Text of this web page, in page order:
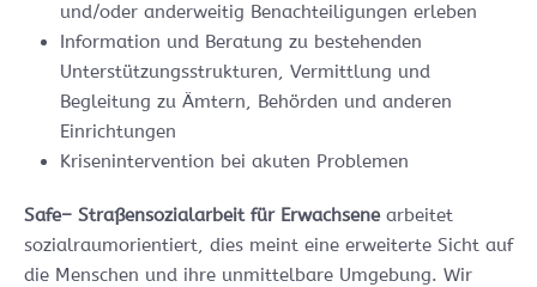
und/oder anderweitig Benachteiligungen erleben
Information und Beratung zu bestehenden
Unterstützungsstrukturen, Vermittlung und
Begleitung zu Ämtern, Behörden und anderen
Einrichtungen
Krisenintervention bei akuten Problemen
Safe– Straßensozialarbeit für Erwachsenearbeitet
sozialraumorientiert, dies meint eine erweiterte Sicht auf
die Menschen und ihre unmittelbare Umgebung. Wir